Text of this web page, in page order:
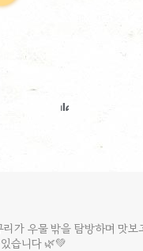
가 우물 밖을 탐방하며 맛보
습니다 🌿💚